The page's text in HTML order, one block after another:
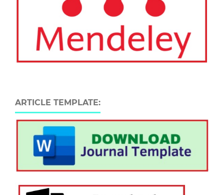
ARTICLE TEMPLATE: